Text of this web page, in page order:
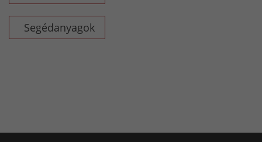
Segédanyagok